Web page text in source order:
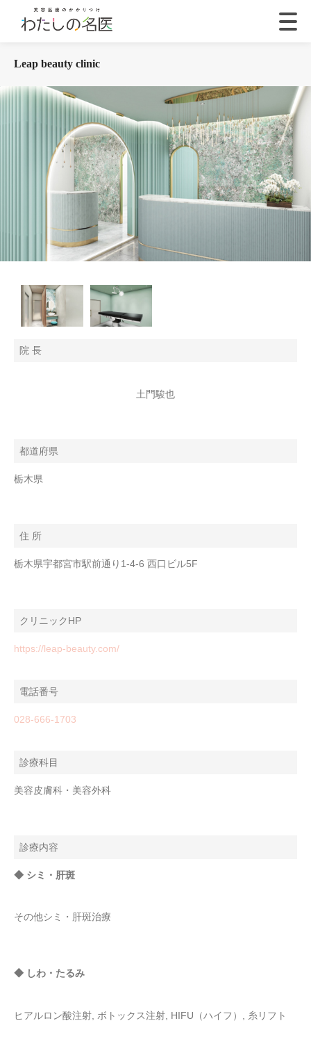
Leap beauty clinic
院 長
土門駿也
都道府県
栃木県
住 所
栃木県宇都宮市駅前通り1-4-6 西口ビル5F
クリニックHP
https://leap-beauty.com/
電話番号
028-666-1703
診療科目
美容皮膚科・美容外科
診療内容
◆ シミ・肝斑
その他シミ・肝斑治療
◆ しわ・たるみ
ヒアルロン酸注射, ボトックス注射, HIFU（ハイフ）, 糸リフト